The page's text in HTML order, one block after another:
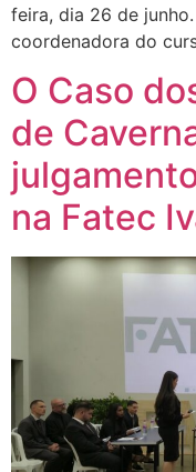
feira, dia 26 de
coordenadora do
O Caso
de
na Fatec